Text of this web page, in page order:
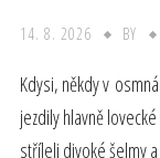
14. 8. 2026 BY
Kdysi, někdy v
jezdily hlavně
stříleli divoké šelmy